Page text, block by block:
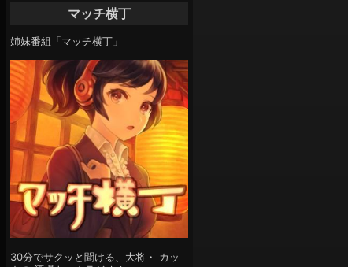
マッチ横丁
姉妹番組「マッチ横丁」
30分でサクッと聞ける、大将・ カッ